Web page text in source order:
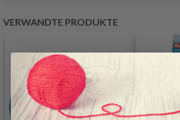
VERWANDTE PRODUKTE